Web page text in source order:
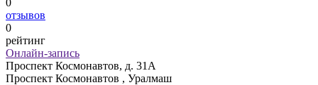
отзывов
0
рейтинг
Онлайн-запись
Проспект Космонавтов, д. 31А
Проспект Космонавтов , Уралмаш